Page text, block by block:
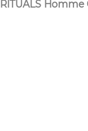
RITUALS Homme